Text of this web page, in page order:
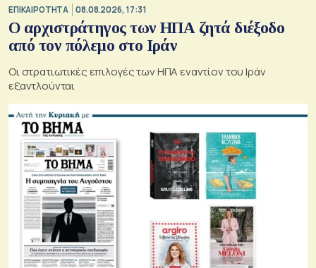
ΕΠΙΚΑΙΡΟΤΗΤΑ 08.08.2026, 17:31
Ο αρχιστράτηγος των ΗΠΑ ζητά διέξοδο
από τον πόλεμο στο Ιράν
Οι στρατιωτικές επιλογές των ΗΠΑ εναντίον του Ιράν
εξαντλούνται